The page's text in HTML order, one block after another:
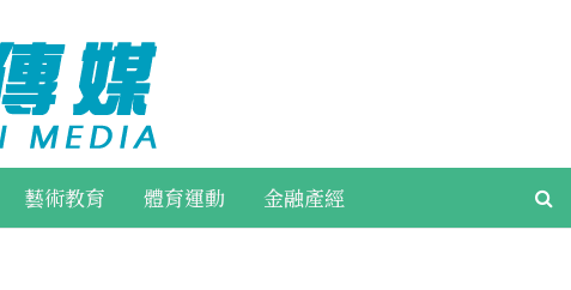
藝術教育 體育運動 金融產經